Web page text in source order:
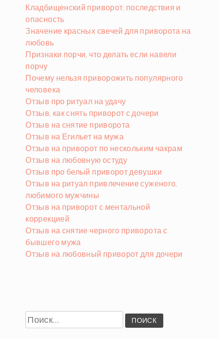
Кладбищенский приворот, последствия и
опасность
Значение красных свечей для приворота на
любовь
Признаки порчи, что делать если навели
порчу
Почему нельзя приворожить популярного
человека
Отзыв про ритуал на удачу
Отзыв, как снять приворот с дочери
Отзыв на снятие приворота
Отзыв на Егильет на мужа
Отзыв на приворот по нескольким чакрам
Отзыв на любовную остуду
Отзыв про белый приворот девушки
Отзыв на ритуал привлечение суженого,
любимого мужчины
Отзыв на приворот с ментальной
коррекцией
Отзыв на снятие черного приворота с
бывшего мужа
Отзыв на любовный приворот для дочери
Найти: